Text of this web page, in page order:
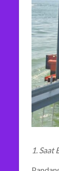
1. Saat